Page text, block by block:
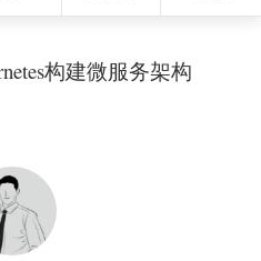
构建微服务架构